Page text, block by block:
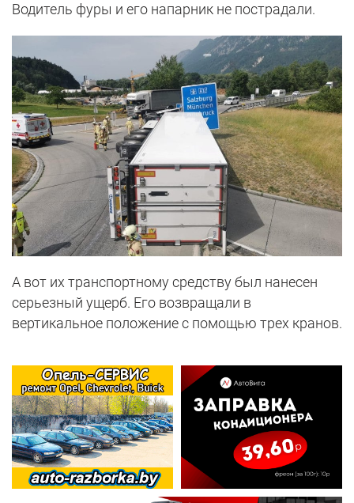
Водитель фуры и его напарник не пострадали.
А вот их транспортному средству был нанесен
серьезный ущерб. Его возвращали в
вертикальное положение с помощью трех кранов.